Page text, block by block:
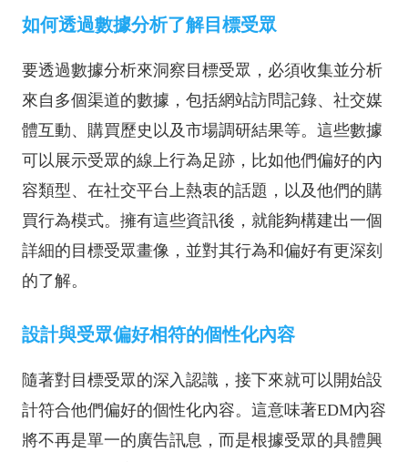
如何透過數據分析了解目標受眾
要透過數據分析來洞察目標受眾，必須收集並分析
來自多個渠道的數據，包括網站訪問記錄、社交媒
體互動、購買歷史以及市場調研結果等。這些數據
可以展示受眾的線上行為足跡，比如他們偏好的內
容類型、在社交平台上熱衷的話題，以及他們的購
買行為模式。擁有這些資訊後，就能夠構建出一個
詳細的目標受眾畫像，並對其行為和偏好有更深刻
的了解。
設計與受眾偏好相符的個性化內容
隨著對目標受眾的深入認識，接下來就可以開始設
計符合他們偏好的個性化內容。這意味著EDM內容
將不再是單一的廣告訊息，而是根據受眾的具體興